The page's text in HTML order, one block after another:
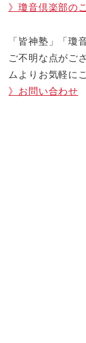
》瓊音倶楽部の
「皆神塾」「瓊
ご不明な点がご
ムよりお気軽に
》お問い合わせ